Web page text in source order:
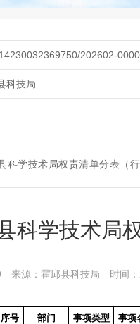
202602-
科技局
科学技术局权责清单分表（
科学技术局
来源：霍邱县科技局 时间
序号 部门 事项类型 事项